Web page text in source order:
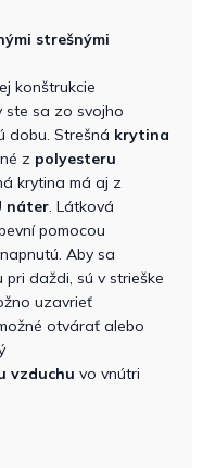
strešnými
konštrukcie
ste sa zo svojho
dobu. Strešná krytina
z polyesteru
krytina má aj z
náter . Látková
pomocou
Aby sa
daždi, sú v strieške
uzavrieť
otvárať alebo
vzduchu vo vnútri